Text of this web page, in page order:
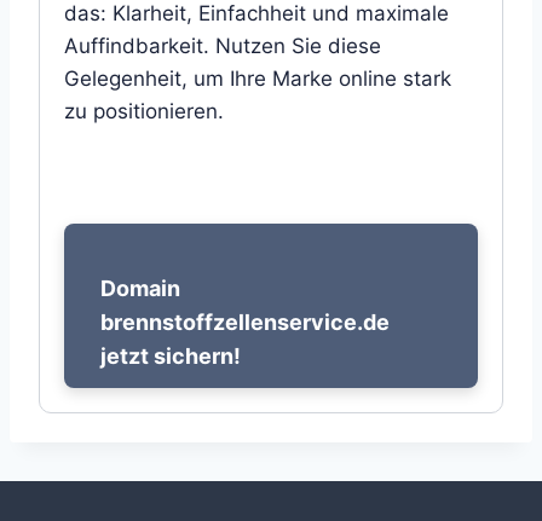
das: Klarheit, Einfachheit und maximale
Auffindbarkeit. Nutzen Sie diese
Gelegenheit, um Ihre Marke online stark
zu positionieren.
Domain
brennstoffzellenservice.de
jetzt sichern!